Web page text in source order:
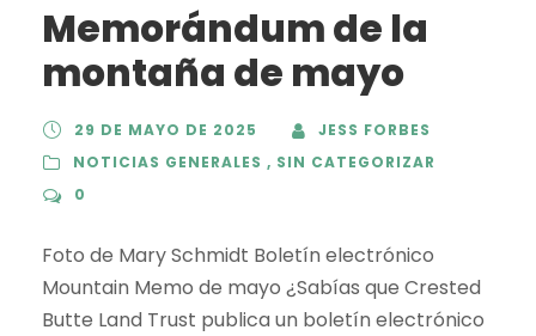
Memorándum de la
montaña de mayo
29 DE MAYO DE 2025
JESS FORBES
NOTICIAS GENERALES , SIN CATEGORIZAR
0
Foto de Mary Schmidt Boletín electrónico
Mountain Memo de mayo ¿Sabías que Crested
Butte Land Trust publica un boletín electrónico